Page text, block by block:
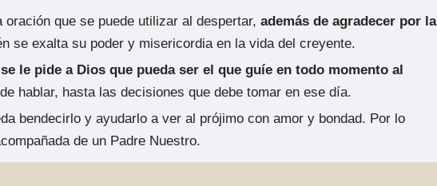
oración que se puede utilizar al despertar, además de agradecer por la
se exalta su poder y misericordia en la vida del creyente.
le pide a Dios que pueda ser el que guíe en todo momento al
hablar, hasta las decisiones que debe tomar en ese día.
bendecirlo y ayudarlo a ver al prójimo con amor y bondad. Por lo
de un Padre Nuestro.